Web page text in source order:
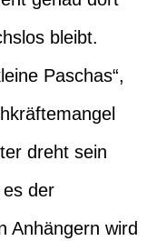
bleibt.
Paschas“,
dreht sein
der
Anhängern wird